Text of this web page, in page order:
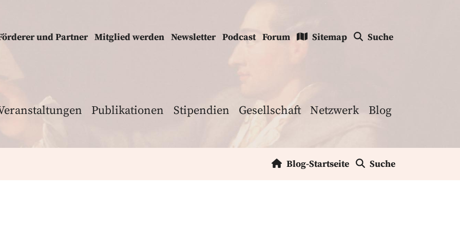
und Partner Mitglied werden Newsletter Podcast Forum Sitemap Suche
Publikationen Stipendien Gesellschaft Netzwerk Blog
Blog-Startseite Suche